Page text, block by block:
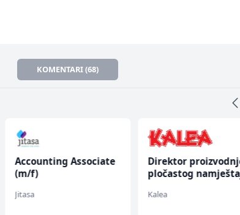
KOMENTARI (68)
Accounting Associate
(m/f)
Jitasa
Direktor
pločastog
Kalea